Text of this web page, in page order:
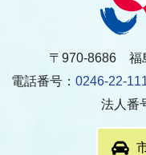
〒970-8686 福
電話番号： 0246-22-
法人番